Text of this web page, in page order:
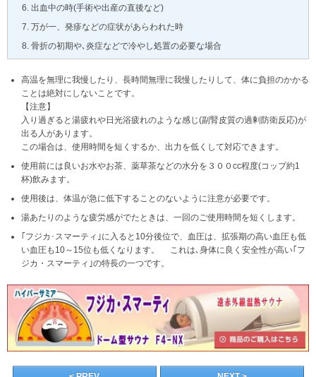
出血中の時(手術や出産の直後など)
万が一、発疹などの症状があらわれた時
骨折の初期や､炎症などで冷やし処置の必要な場合
高温を無理に我慢したり、長時間無理に我慢したりして、体に負担のかかる
ことは絶対にしないことです。
【注意】
入り過ぎると湯疲れや日光浴疲れのような感じ(副腎皮質の過剰防衛反応)が
出る人があります。
この場合は、使用時間を短くするか、出力を低くして対応できます。
使用前には良いお水やお茶、薬草茶などの水分を３００cc程度(コップ約1
杯)飲みます。
使用後は、体温が急に低下することのないように注意が必要です。
湯あたりのような疲労感がでたときは、一回のご使用時間を短くします。
｢フジカ･スマーティ｣に入ると10分後位で、血圧は、拡張期の高い血圧も低
い血圧も10～15位も低くなります。 これは､身体に良く安全性が高い｢フ
ジカ・スマーティ｣の特長の一つです。